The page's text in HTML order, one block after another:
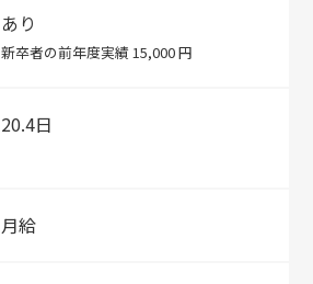
あり
新卒者の前年度実績 15,000 円
20.4日
月給